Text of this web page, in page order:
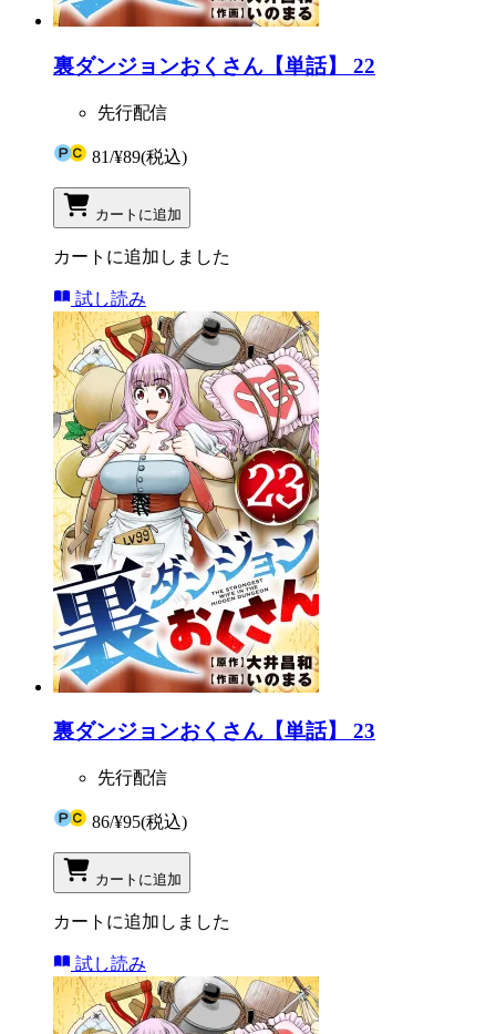
裏ダンジョンおくさん【単話】 22
先行配信
81/¥89(税込)
カートに追加
カートに追加しました
試し読み
裏ダンジョンおくさん【単話】 23
先行配信
86/¥95(税込)
カートに追加
カートに追加しました
試し読み